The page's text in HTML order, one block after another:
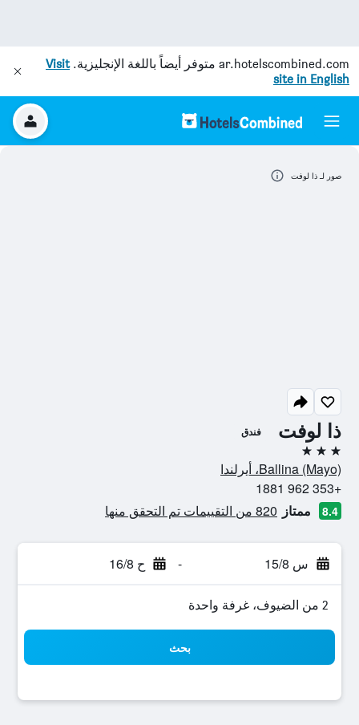
ar.hotelscombined.com متوفر أيضاً باللغة الإنجليزية.Visit
site in English
ذا لوفت فندق
3 نجوم
Ballina (Mayo)، أيرلندا
+353 962 1881
8.4 ممتاز 820 من التقييمات تم التحقق منها
س 15/8 - ح 16/8
2 من الضيوف، غرفة واحدة
بحث
صور لـ ذا لوفت